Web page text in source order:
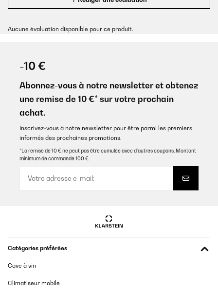
Aucune évaluation disponible pour ce produit.
-10 €
Abonnez-vous à notre newsletter et obtenez
une remise de 10 €* sur votre prochain
achat.
Inscrivez-vous à notre newsletter pour être parmi les premiers
informés des prochaines promotions.
*La remise de 10 € ne peut pas être cumulée avec d’autres coupons. Montant
minimum de commande 100 €.
Catégories préférées
Cave à vin
Climatiseur mobile